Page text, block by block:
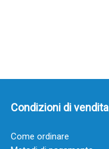
Condizioni di vendita
Come ordinare